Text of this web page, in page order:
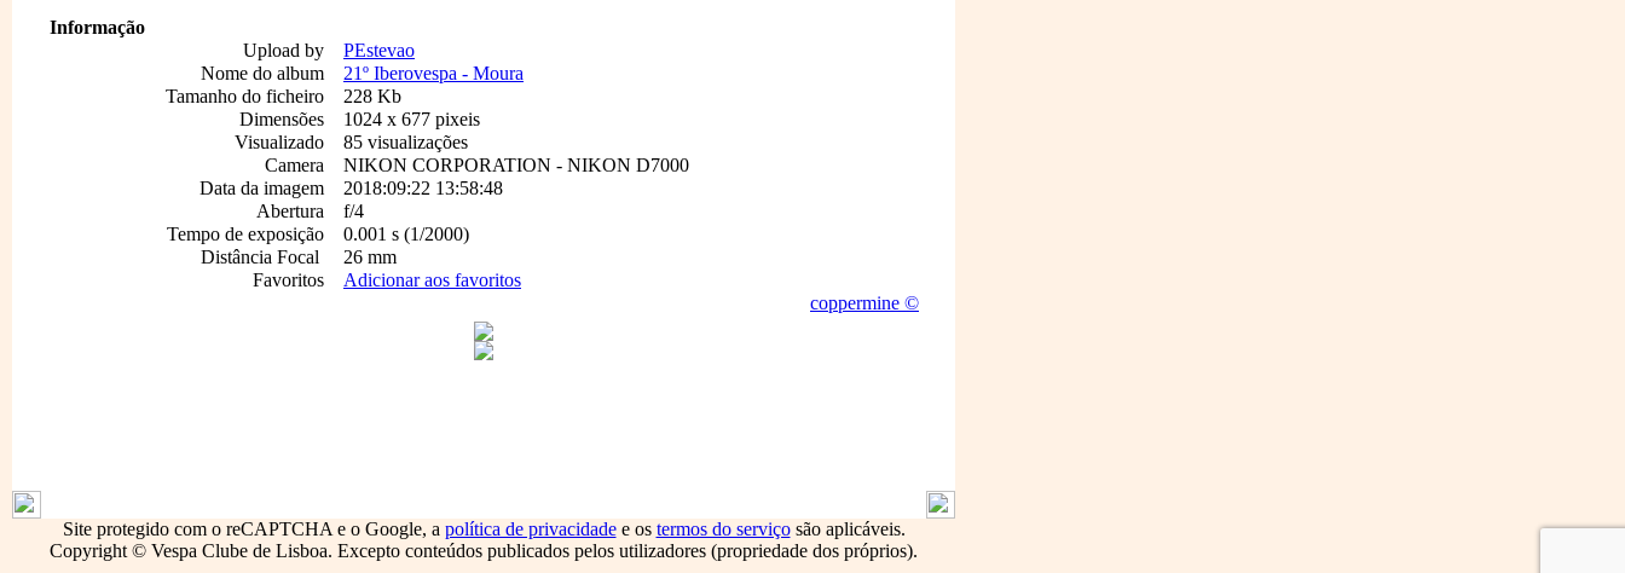
Informação
Upload by
PEstevao
Nome do album
21º Iberovespa - Moura
Tamanho do ficheiro
228 Kb
Dimensões
1024 x 677 pixeis
Visualizado
85 visualizações
Camera
NIKON CORPORATION - NIKON D7000
Data da imagem
2018:09:22 13:58:48
Abertura
f/4
Tempo de exposição
0.001 s (1/2000)
Distância Focal
26 mm
Favoritos
Adicionar aos favoritos
coppermine ©
Site protegido com o reCAPTCHA e o Google, a política de privacidadee os termos do serviçosão aplicáveis.
Copyright © Vespa Clube de Lisboa. Excepto conteúdos publicados pelos utilizadores (propriedade dos próprios).